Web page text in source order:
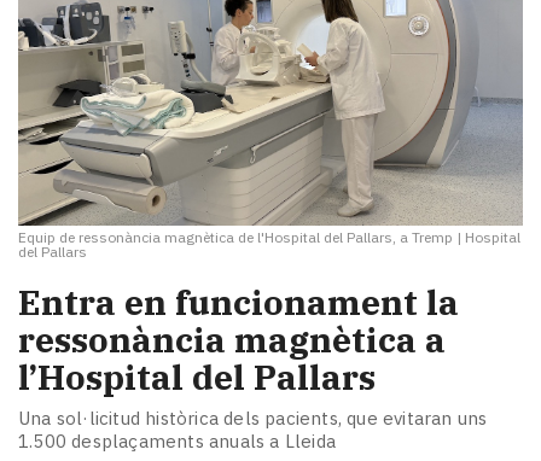
Equip de ressonància magnètica de l'Hospital del Pallars, a Tremp | Hospital
del Pallars
Entra en funcionament la
ressonància magnètica a
l’Hospital del Pallars
Una sol·licitud històrica dels pacients, que evitaran uns
1.500 desplaçaments anuals a Lleida